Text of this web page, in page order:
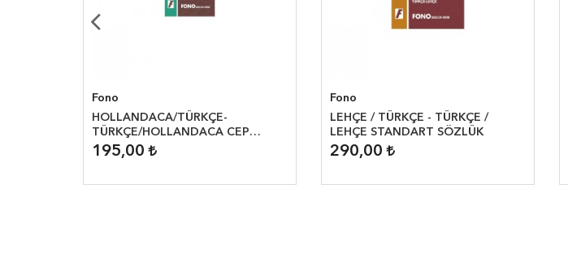
Fono
HOLLANDACA/TÜRKÇE-
TÜRKÇE/HOLLANDACA CEP
SÖZLÜĞÜ
195,00
Fono
LEHÇE / TÜRKÇE - TÜRKÇE /
LEHÇE STANDART SÖZLÜK
290,00